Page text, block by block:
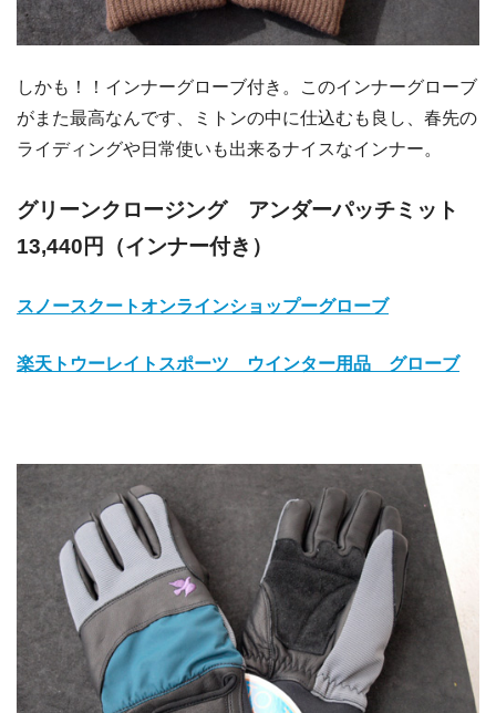
しかも！！インナーグローブ付き。このインナーグローブ
がまた最高なんです、ミトンの中に仕込むも良し、春先の
ライディングや日常使いも出来るナイスなインナー。
グリーンクロージング アンダーパッチミット
13,440円（インナー付き）
スノースクートオンラインショップーグローブ
楽天トウーレイトスポーツ ウインター用品 グローブ